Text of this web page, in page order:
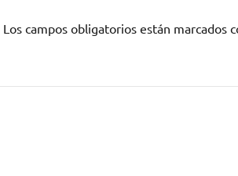
Los campos obligatorios están marcados